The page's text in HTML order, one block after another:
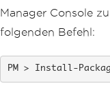
Manager Console
folgenden Befehl:
Install-